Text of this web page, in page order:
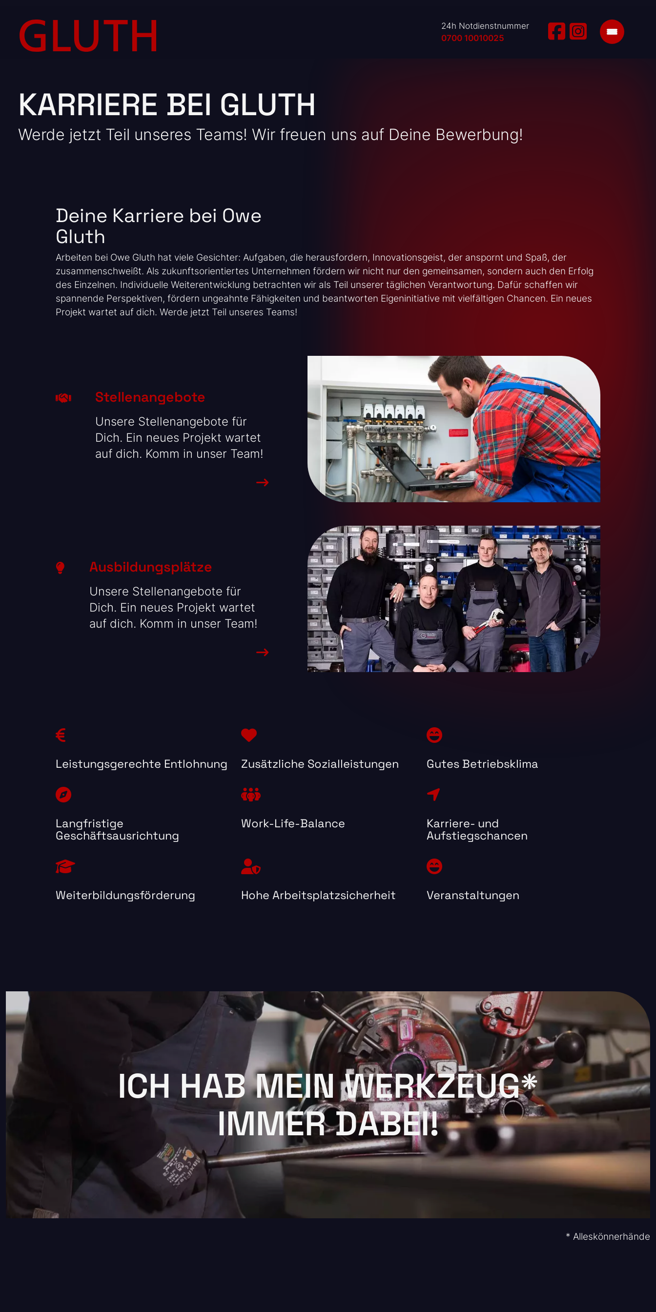
24h Notdienstnummer
0700 10010025
KARRIERE BEI GLUTH
Werde jetzt Teil unseres Teams! Wir freuen uns auf Deine Bewerbung!
Deine Karriere bei Owe
Gluth
Arbeiten bei Owe Gluth hat viele Gesichter: Aufgaben, die herausfordern, Innovationsgeist, der anspornt und Spaß, der
zusammenschweißt. Als zukunftsorientiertes Unternehmen fördern wir nicht nur den gemeinsamen, sondern auch den Erfolg
des Einzelnen. Individuelle Weiterentwicklung betrachten wir als Teil unserer täglichen Verantwortung. Dafür schaffen wir
spannende Perspektiven, fördern ungeahnte Fähigkeiten und beantworten Eigeninitiative mit vielfältigen Chancen. Ein neues
Projekt wartet auf dich. Werde jetzt Teil unseres Teams!
Stellenangebote
Unsere Stellenangebote für
Dich. Ein neues Projekt wartet
auf dich. Komm in unser Team!
Ausbildungsplätze
Unsere Stellenangebote für
Dich. Ein neues Projekt wartet
auf dich. Komm in unser Team!
Leistungsgerechte Entlohnung Zusätzliche Sozialleistungen Gutes Betriebsklima
Langfristige
Geschäftsausrichtung
Work-Life-Balance
Karriere- und
Aufstiegschancen
Weiterbildungsförderung Hohe Arbeitsplatzsicherheit Veranstaltungen
ICH HAB MEIN WERKZEUG*
IMMER DABEI!
* Alleskönnerhände